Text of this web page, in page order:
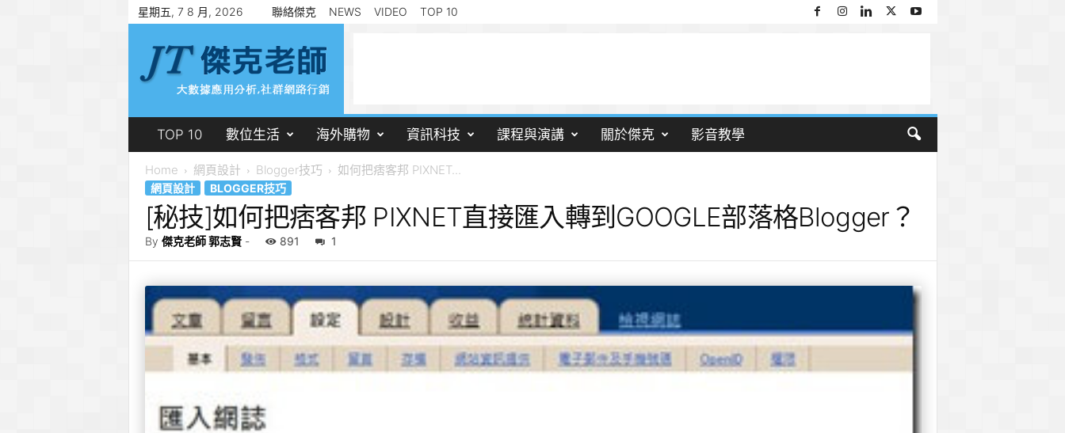
星期五, 7 8 月, 2026 聯絡傑克 NEWS VIDEO TOP 10
TOP 10 數位生活 海外購物 資訊科技 課程與演講 關於傑克 影音教學
Home 網頁設計 Blogger技巧 如何把痞客邦 PIXNET...
網頁設計 BLOGGER技巧
[秘技]如何把痞客邦 PIXNET直接匯入轉到GOOGLE部落格Blogger？
By 傑克老師 郭志賢- 891 1